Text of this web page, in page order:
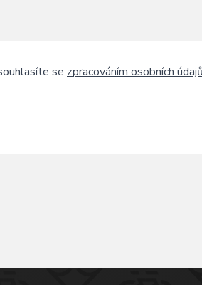
se zpracováním osobních